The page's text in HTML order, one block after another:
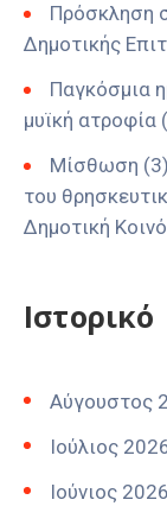
Πρόσκληση
Δημοτικής
Παγκόσμια
μυϊκή ατροφία
Μίσθωση (3)
του
Δημοτική
Ιστορικό
Αύγουστος
Ιούλιος
Ιούνιος 2026